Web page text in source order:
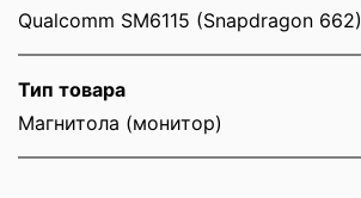
Qualcomm SM6115 (Snapdragon 662)
Тип товара
Магнитола (монитор)